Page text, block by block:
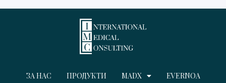
ЗА НАС ПРОДУКТИ MADX EVERNOA